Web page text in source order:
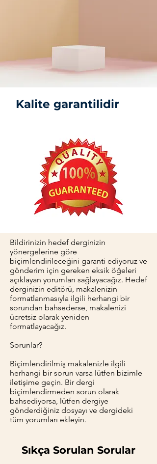
Kalite garantilidir
Bildirinizin hedef derginizin
yönergelerine göre
biçimlendirileceğini garanti ediyoruz ve
gönderim için gereken eksik öğeleri
açıklayan yorumları sağlayacağız. Hedef
derginizin editörü, makalenizin
formatlanmasıyla ilgili herhangi bir
sorundan bahsederse, makalenizi
ücretsiz olarak yeniden
formatlayacağız.
Sorunlar?
Biçimlendirilmiş makalenizle ilgili
herhangi bir sorun varsa lütfen bizimle
iletişime geçin. Bir dergi
biçimlendirmeden sorun olarak
bahsediyorsa, lütfen dergiye
gönderdiğiniz dosyayı ve dergideki
tüm yorumları ekleyin.
Sıkça Sorulan Sorular